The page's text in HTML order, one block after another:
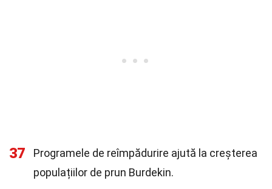
37
Programele de reîmpădurire ajută la creșterea
populațiilor de prun Burdekin.